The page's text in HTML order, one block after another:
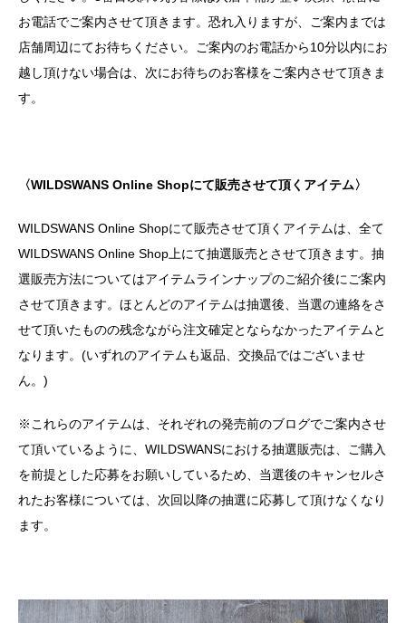
お電話でご案内させて頂きます。恐れ入りますが、ご案内までは
店舗周辺にてお待ちください。ご案内のお電話から10分以内にお
越し頂けない場合は、次にお待ちのお客様をご案内させて頂きま
す。
〈WILDSWANS Online Shopにて販売させて頂くアイテム〉
WILDSWANS Online Shopにて販売させて頂くアイテムは、全て
WILDSWANS Online Shop上にて抽選販売とさせて頂きます。抽
選販売方法についてはアイテムラインナップのご紹介後にご案内
させて頂きます。ほとんどのアイテムは抽選後、当選の連絡をさ
せて頂いたものの残念ながら注文確定とならなかったアイテムと
なります。(いずれのアイテムも返品、交換品ではございませ
ん。)
※これらのアイテムは、それぞれの発売前のブログでご案内させ
て頂いているように、WILDSWANSにおける抽選販売は、ご購入
を前提とした応募をお願いしているため、当選後のキャンセルさ
れたお客様については、次回以降の抽選に応募して頂けなくなり
ます。